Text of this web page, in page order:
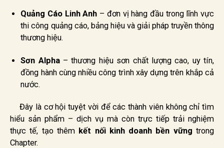
Quảng Cáo Linh Anh – đơn vị hàng đầu trong lĩnh vực
thi công quảng cáo, bảng hiệu và giải pháp truyền thông
thương hiệu.
Sơn Alpha– thương hiệu sơn chất lượng cao, uy tín,
đồng hành cùng nhiều công trình xây dựng trên khắp cả
nước.
Đây là cơ hội tuyệt vời để các thành viên không chỉ tìm
hiểu sản phẩm – dịch vụ mà còn trực tiếp trải nghiệm
thực tế, tạo thêm kết nối kinh doanh bền vững trong
Chapter.